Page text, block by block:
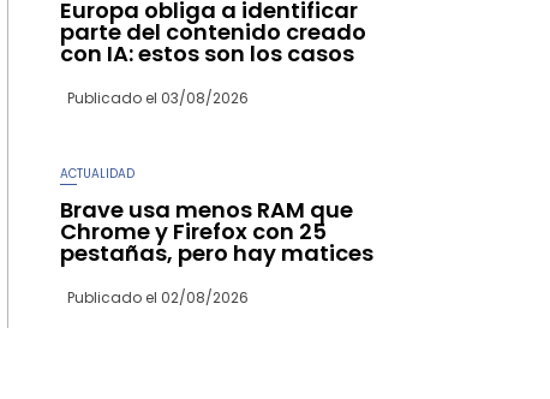
Europa obliga a identificar
parte del contenido creado
con IA: estos son los casos
Publicado el 03/08/2026
ACTUALIDAD
Brave usa menos RAM que
Chrome y Firefox con 25
pestañas, pero hay matices
Publicado el 02/08/2026